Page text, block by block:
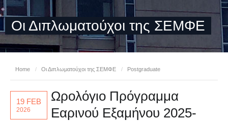
Οι Διπλωματούχοι της ΣΕΜΦΕ
Home / Οι Διπλωματούχοι της ΣΕΜΦΕ / Postgraduate
19 FEB
2026
Ωρολόγιο Πρόγραμμα
Εαρινού Εξαμήνου 2025-